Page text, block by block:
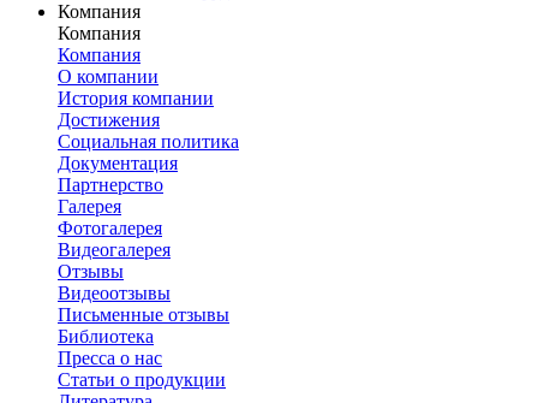
Компания
Компания
Компания
О компании
История компании
Достижения
Социальная политика
Документация
Партнерство
Галерея
Фотогалерея
Видеогалерея
Отзывы
Видеоотзывы
Письменные отзывы
Библиотека
Пресса о нас
Статьи о продукции